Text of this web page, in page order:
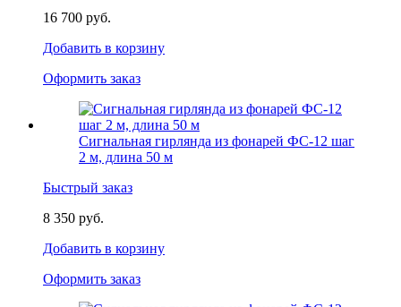
16 700 руб.
Добавить в корзину
Оформить заказ
Сигнальная гирлянда из фонарей ФС-12 шаг
2 м, длина 50 м
Быстрый заказ
8 350 руб.
Добавить в корзину
Оформить заказ